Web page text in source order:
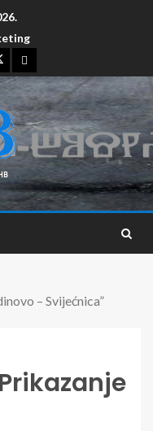
– Svijećnica”
Prikazanje